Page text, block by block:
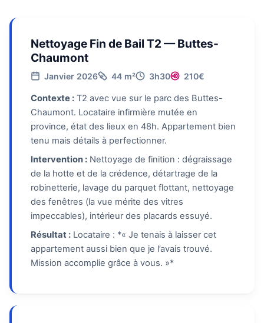
Nettoyage Fin de Bail T2 — Buttes-
Chaumont
Janvier 2026 44 m² 3h30 210€
Contexte : T2 avec vue sur le parc des Buttes-
Chaumont. Locataire infirmière mutée en
province, état des lieux en 48h. Appartement bien
tenu mais détails à perfectionner.
Intervention : Nettoyage de finition : dégraissage
de la hotte et de la crédence, détartrage de la
robinetterie, lavage du parquet flottant, nettoyage
des fenêtres (la vue mérite des vitres
impeccables), intérieur des placards essuyé.
Résultat : Locataire : *« Je tenais à laisser cet
appartement aussi bien que je l’avais trouvé.
Mission accomplie grâce à vous. »*